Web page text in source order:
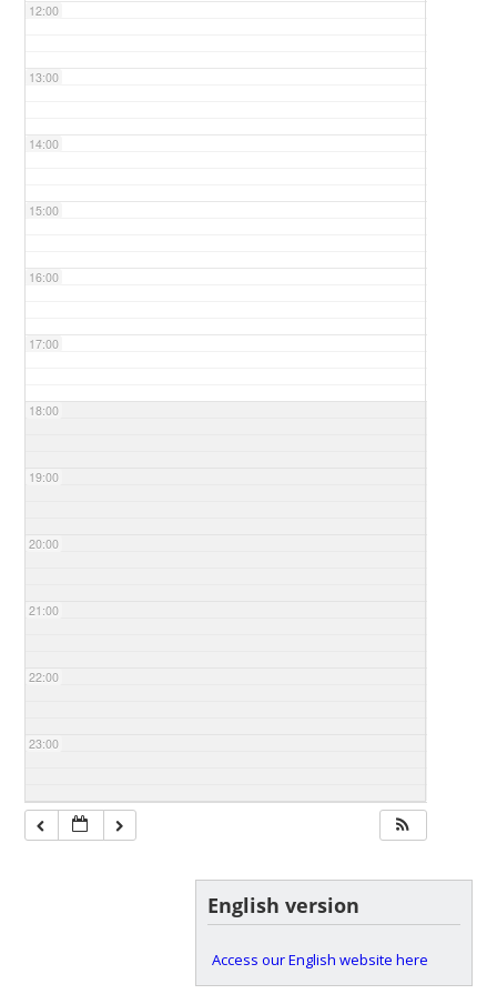
12:00
13:00
14:00
15:00
16:00
17:00
18:00
19:00
20:00
21:00
22:00
23:00
English version
Access our English website here